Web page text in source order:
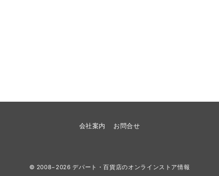
会社案内 お問合せ
© 2008−2026デパート・百貨店のオンラインストア情報